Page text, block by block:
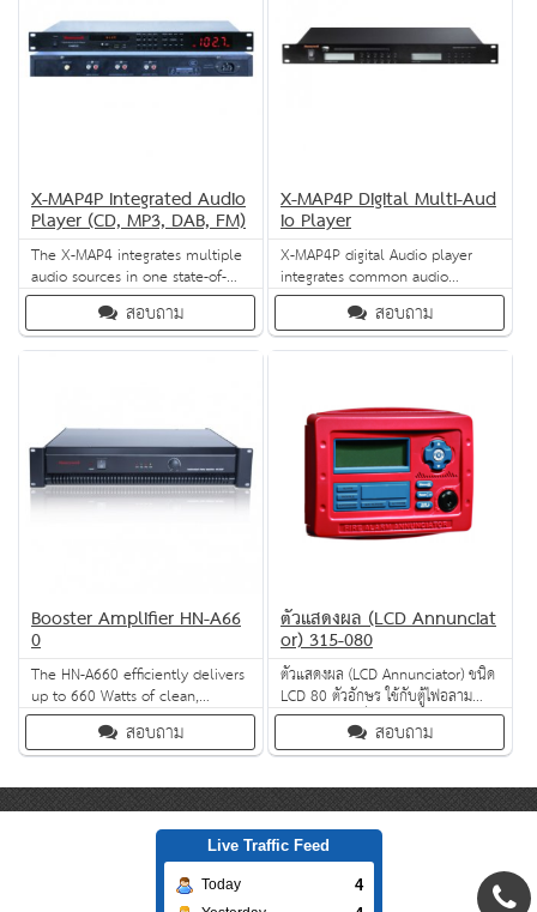
X-MAP4P Integrated Audio
Player (CD, MP3, DAB, FM)
The X-MAP4 integrates multiple
audio sources in one state-of-
the-art system. It incorporates
Digital Audio Broadcast (DAB)
technology for unmatched audio
audio files from any memory
device – the X-MAP4 gives you
สอบถาม
X-MAP4P Digital Multi-Aud
io Player
X-MAP4P digital Audio player
integrates common audio
sources including SD, USB and
FM tuner as well as upto-date
Bluetooth connectivity.
สอบถาม
Booster Amplifier HN-A66
0
The HN-A660 efficiently delivers
up to 660 Watts of clean,
reliable audio for public address
applications. Ruggedly designed,
this power amplifer offers
features like LED status
indicators, speaker output short
circuit protection, extensive
heat-sinking and fan cooling.
สอบถาม
ตัวแสดงผล (LCD Annunciat
or) 315-080
ตัวแสดงผล (LCD Annunciator) ชนิด
LCD 80 ตัวอักษร ใช้กับตู้ไฟอลาม
Morley UL เพื่อ แสดงผล ไฟฟ้า
อลาม ควบคุม หรือ ปัญหาในระบบ
สอบถาม
Live Traffic Feed
Today 4